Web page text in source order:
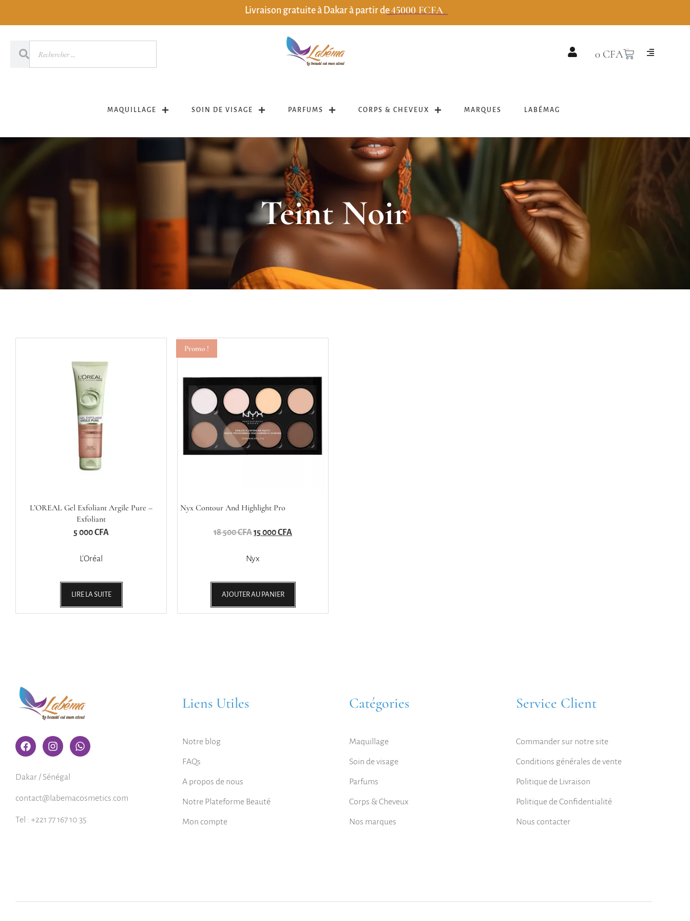
Livraison gratuite à Dakar à partir de45000 FCFA
0 CFA 0
MAQUILLAGE SOIN DE VISAGE PARFUMS CORPS & CHEVEUX MARQUES LABÉMAG
Teint Noir
L’OREAL Gel Exfoliant Argile Pure –
Exfoliant
5 000CFA
L'Oréal
LIRE LA SUITE
Promo !
Nyx Contour And Highlight Pro
18 500CFA15 000CFA
Nyx
AJOUTER AU PANIER
Dakar / Sénégal
contact@labemacosmetics.com
Tel : +221 77 167 10 35
Liens Utiles
Notre blog
FAQs
A propos de nous
Notre Plateforme Beauté
Mon compte
Catégories
Maquillage
Soin de visage
Parfums
Corps & Cheveux
Nos marques
Service Client
Commander sur notre site
Conditions générales de vente
Politique de Livraison
Politique de Confidentialité
Nous contacter